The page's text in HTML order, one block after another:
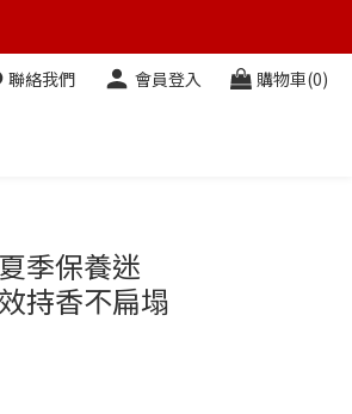
聯絡我們 會員登入 購物車(0)
季保養迷
持香不扁塌